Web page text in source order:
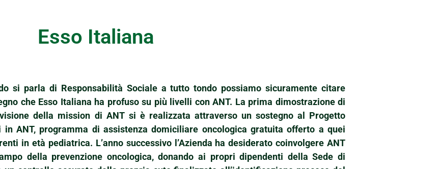
Esso Italiana
si parla di Responsabilità Sociale a tutto tondo possiamo sicuramente citare
che Esso Italiana ha profuso su più livelli con ANT. La prima dimostrazione di
della mission di ANT si è realizzata attraverso un sostegno al Progetto
in ANT, programma di assistenza domiciliare oncologica gratuita offerto a quei
in età pediatrica. L’anno successivo l’Azienda ha desiderato coinvolgere ANT
della prevenzione oncologica, donando ai propri dipendenti della Sede di